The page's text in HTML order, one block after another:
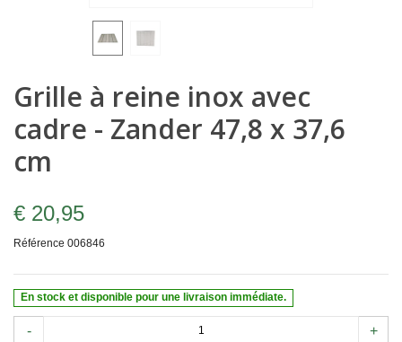
Grille à reine inox avec
cadre - Zander 47,8 x 37,6
cm
€ 20,95
Référence 006846
En stock et disponible pour une livraison immédiate.
- +